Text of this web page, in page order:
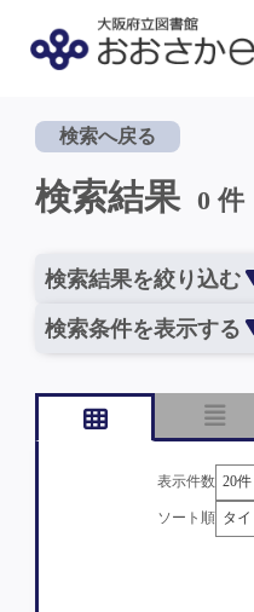
検索へ戻る
検索結果 0 件
検索結果を絞り込む
検索条件を表示する
表示件数
ソート順